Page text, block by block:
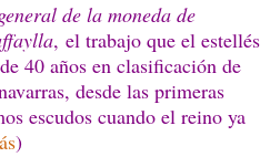
de la moneda de
, el trabajo que el estellés
40 años en clasificación de
desde las primeras
escudos cuando el reino ya
)